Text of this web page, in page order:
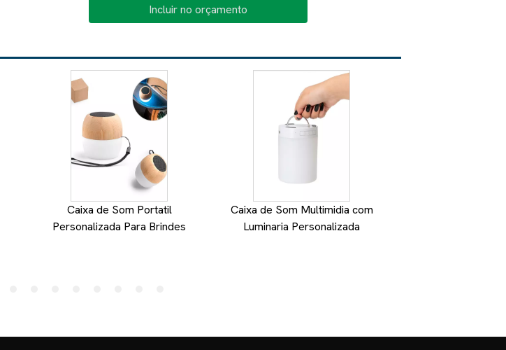
Incluir no orçamento
Caixa de Som Portatil
Personalizada Para Brindes
Caixa de Som Multimidia com
Luminaria Personalizada